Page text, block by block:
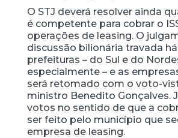
O STJ deverá resolver ainda
é competente para cobrar o
operações de leasing. O
discussão bilionária travada
prefeituras – do Sul e do
especialmente – e as
será retomado com o voto-
ministro Benedito Gonçalves.
votos no sentido de que a
ser feito pelo município que
empresa de leasing.